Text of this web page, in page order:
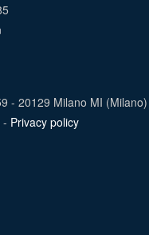
- 20129 Milano MI
- Privacy policy